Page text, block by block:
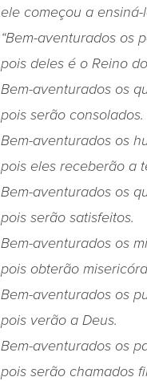
ele começou a ensiná-
“Bem-aventurados os
pois deles é o Reino
Bem-aventurados os
pois serão consolados.
Bem-aventurados os
pois eles receberão a
Bem-aventurados os
pois serão satisfeitos.
Bem-aventurados os
pois obterão
Bem-aventurados os
pois verão a Deus.
Bem-aventurados os
pois serão chamados